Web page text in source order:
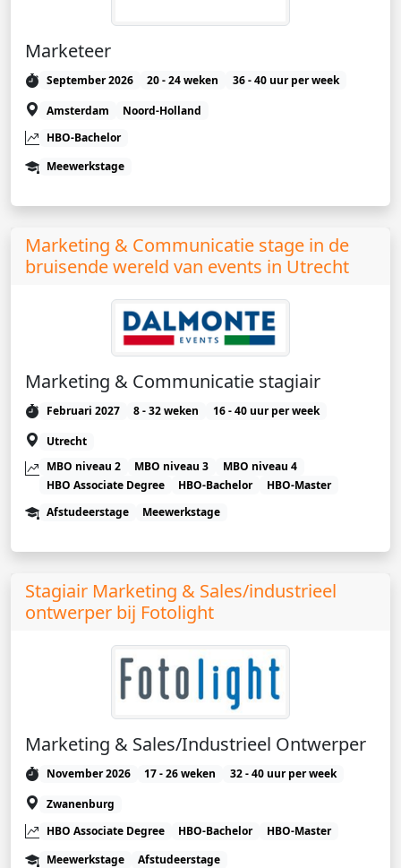
Marketeer
September 2026 20 - 24 weken
36 - 40 uur per week
Amsterdam
Noord-Holland
HBO-Bachelor
Meewerkstage
Marketing & Communicatie stage in de
bruisende wereld van events in Utrecht
Marketing & Communicatie stagiair
Februari 2027 8 - 32 weken
16 - 40 uur per week
Utrecht
MBO niveau 2
MBO niveau 3
MBO niveau 4
HBO Associate Degree
HBO-Bachelor
HBO-Master
Afstudeerstage
Meewerkstage
Stagiair Marketing & Sales/industrieel
ontwerper bij Fotolight
Marketing & Sales/Industrieel Ontwerper
November 2026 17 - 26 weken
32 - 40 uur per week
Zwanenburg
HBO Associate Degree
HBO-Bachelor
HBO-Master
Meewerkstage
Afstudeerstage